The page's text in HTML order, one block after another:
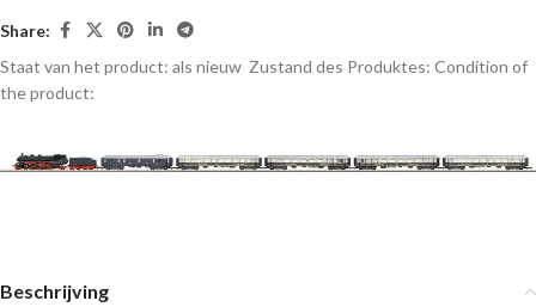
Share:
Staat van het product: als nieuw Zustand des Produktes: Condition of
the product:
Beschrijving